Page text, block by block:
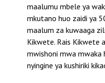
maalumu mbele ya
mkutano huo zaidi ya
maalum za kuwaaga
Kikwete. Rais Kikwete
mwishoni mwa mwaka
nyingine ya kushiriki